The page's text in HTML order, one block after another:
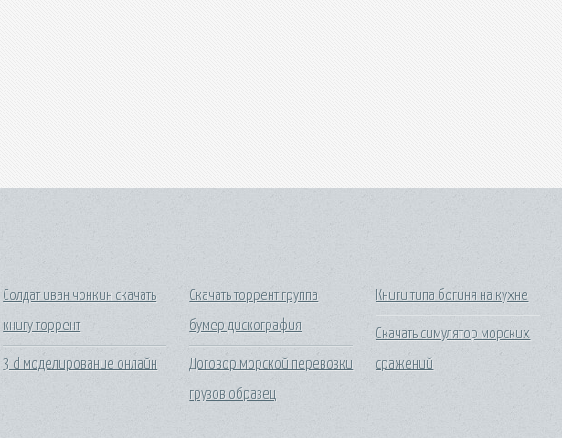
Солдат иван чонкин скачать
книгу торрент
3 d моделирование онлайн
Скачать торрент группа
бумер дискография
Договор морской перевозки
грузов образец
Книги типа богиня на кухне
Скачать симулятор морских
сражений